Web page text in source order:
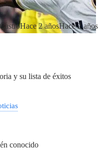
Hace 2 añosHace 2 años
y su lista de éxitos
conocido